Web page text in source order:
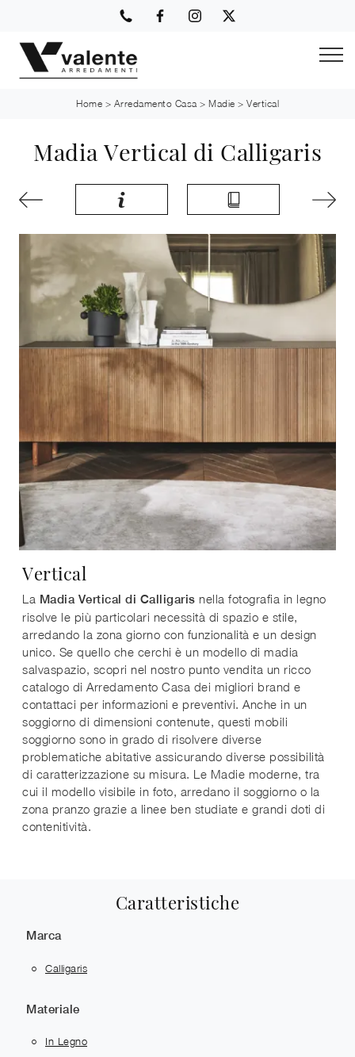
Home > Arredamento Casa > Madie > Vertical
Madia Vertical di Calligaris
Vertical
La Madia Vertical di Calligaris nella fotografia in legno
risolve le più particolari necessità di spazio e stile,
arredando la zona giorno con funzionalità e un design
unico. Se quello che cerchi è un modello di madia
salvaspazio, scopri nel nostro punto vendita un ricco
catalogo di Arredamento Casa dei migliori brand e
contattaci per informazioni e preventivi. Anche in un
soggiorno di dimensioni contenute, questi mobili
soggiorno sono in grado di risolvere diverse
problematiche abitative assicurando diverse possibilità
di caratterizzazione su misura. Le Madie moderne, tra
cui il modello visibile in foto, arredano il soggiorno o la
zona pranzo grazie a linee ben studiate e grandi doti di
contenitività.
Caratteristiche
Marca
Calligaris
Materiale
In Legno